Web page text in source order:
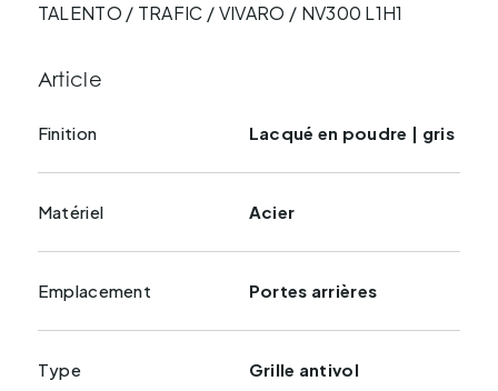
TALENTO / TRAFIC / VIVARO / NV300 L1H1
Article
Finition Lacqué en poudre | gris
Matériel Acier
Emplacement Portes arrières
Type Grille antivol